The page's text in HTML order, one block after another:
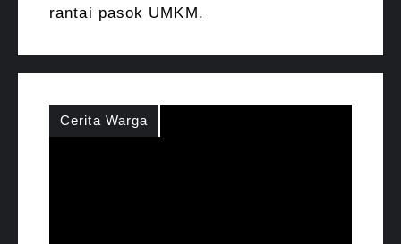
rantai pasok UMKM.
Cerita Warga